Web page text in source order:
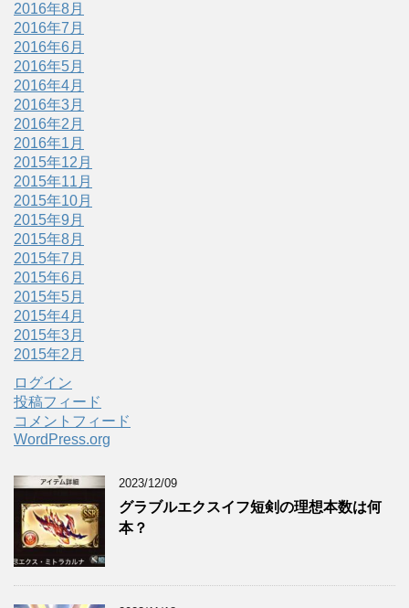
2016年8月
2016年7月
2016年6月
2016年5月
2016年4月
2016年3月
2016年2月
2016年1月
2015年12月
2015年11月
2015年10月
2015年9月
2015年8月
2015年7月
2015年6月
2015年5月
2015年4月
2015年3月
2015年2月
ログイン
投稿フィード
コメントフィード
WordPress.org
2023/12/09
グラブルエクスイフ短剣の理想本数は何
本？